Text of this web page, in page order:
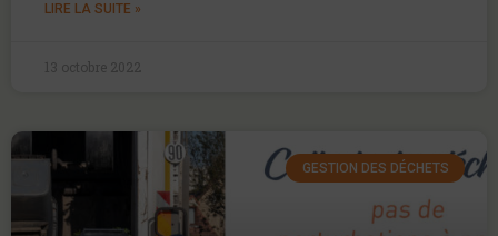
LIRE LA SUITE »
13 octobre 2022
GESTION DES DÉCHETS